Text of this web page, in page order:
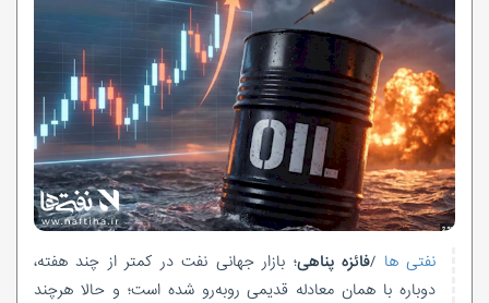
نفتی ها /فائزه پناهی؛ بازار جهانی نفت در کمتر از چند هفته،
دوباره با همان معادله قدیمی روبه‌رو شده است؛ و حالا هرچند